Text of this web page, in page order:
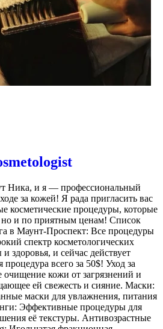
Ника, и я — профессиональный
за кожей! Я рада пригласить вас
косметические процедуры, которые
но и по приятным ценам! Список
в Маунт-Проспект: Все процедуры
спектр косметологических
здоровья, и сейчас действует
всего за 50$! Уход за
кожи от загрязнений и
ей свежесть и сияние. Маски:
маски для увлажнения, питания
Эффективные процедуры для
её текстуры. Антивозрастные